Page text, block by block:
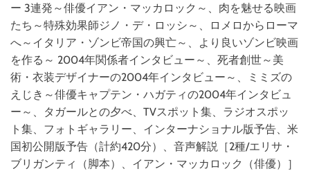
ー 3連発～俳優イアン・マッカロック～、肉を魅せる映画
たち～特殊効果師ジノ・デ・ロッシ～、ロメロからローマ
へ～イタリア・ゾンビ帝国の興亡～、より良いゾンビ映画
を作る～ 2004年関係者インタビュー～、死者創世～美
術・衣装デザイナーの2004年インタビュー～、ミミズの
えじき～俳優キャプテン・ハガティの2004年インタビュ
ー～、タガールとの夕べ、TVスポット集、ラジオスポッ
ト集、フォトギャラリー、インターナショナル版予告、米
国初公開版予告（計約420分）、音声解説［2種/エリサ・
ブリガンティ（脚本）、イアン・マッカロック（俳優）］